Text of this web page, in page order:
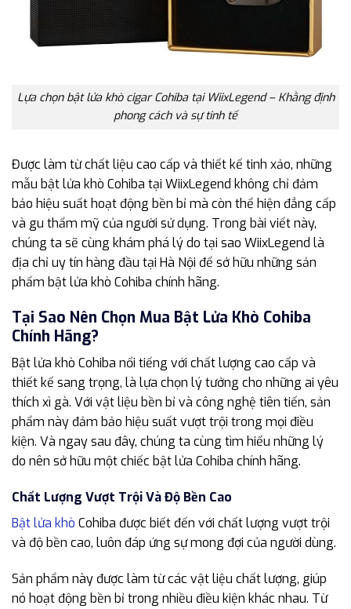
Lựa chọn bật lửa khò cigar Cohiba tại WiixLegend – Khằng định
phong cách và sự tinh tế
Được làm từ chất liệu cao cấp và thiết kế tinh xảo, những
mẫu bật lửa khò Cohiba tại WiixLegend không chỉ đảm
bảo hiệu suất hoạt động bền bỉ mà còn thể hiện đẳng cấp
và gu thẩm mỹ của người sử dụng. Trong bài viết này,
chúng ta sẽ cùng khám phá lý do tại sao WiixLegend là
địa chỉ uy tín hàng đầu tại Hà Nội để sở hữu những sản
phẩm bật lửa khò Cohiba chính hãng.
Tại Sao Nên Chọn Mua Bật Lửa Khò Cohiba
Chính Hãng?
Bật lửa khò Cohiba nổi tiếng với chất lượng cao cấp và
thiết kế sang trọng, là lựa chọn lý tưởng cho những ai yêu
thích xì gà. Với vật liệu bền bỉ và công nghệ tiên tiến, sản
phẩm này đảm bảo hiệu suất vượt trội trong mọi điều
kiện. Và ngay sau đây, chúng ta cùng tìm hiểu những lý
do nên sở hữu một chiếc bật lửa Cohiba chính hãng.
Chất Lượng Vượt Trội Và Độ Bền Cao
Bật lửa khò Cohiba được biết đến với chất lượng vượt trội
và độ bền cao, luôn đáp ứng sự mong đợi của người dùng.
Sản phẩm này được làm từ các vật liệu chất lượng, giúp
nó hoạt động bền bỉ trong nhiều điều kiện khác nhau. Từ